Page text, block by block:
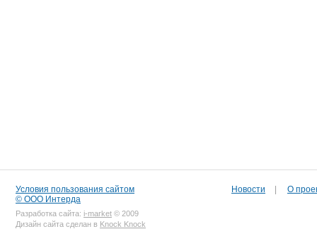
Условия пользования сайтом
© ООО Интерда
Разработка сайта: i-market © 2009
Дизайн сайта сделан в Knock Knock
Новости О